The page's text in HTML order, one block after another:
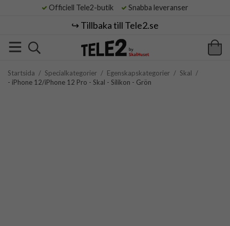
Officiell Tele2-butik Snabba leveranser
↪️ Tillbaka till Tele2.se
Startsida / Specialkategorier / Egenskapskategorier / Skal /
- iPhone 12/iPhone 12 Pro - Skal - Silikon - Grön